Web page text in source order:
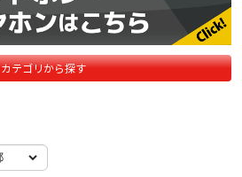
カテゴリから探す